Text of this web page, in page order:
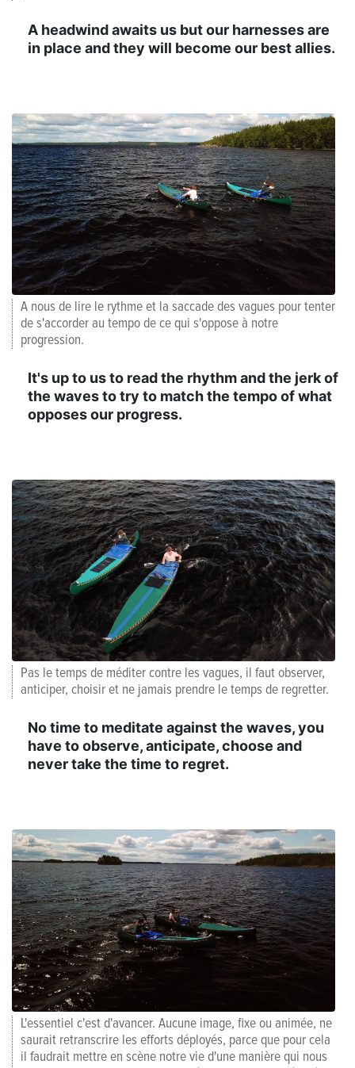
A headwind awaits us but our harnesses are
in place and they will become our best allies.
A nous de lire le rythme et la saccade des vagues pour tenter
de s'accorder au tempo de ce qui s'oppose à notre
progression.
It's up to us to read the rhythm and the jerk of
the waves to try to match the tempo of what
opposes our progress.
Pas le temps de méditer contre les vagues, il faut observer,
anticiper, choisir et ne jamais prendre le temps de regretter.
No time to meditate against the waves, you
have to observe, anticipate, choose and
never take the time to regret.
L'essentiel c'est d'avancer. Aucune image, fixe ou animée, ne
saurait retranscrire les efforts déployés, parce que pour cela
il faudrait mettre en scène notre vie d'une manière qui nous